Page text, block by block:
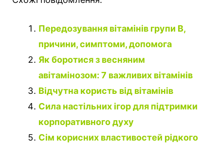
Передозування вітамінів групи В,
причини, симптоми, допомога
Як боротися з весняним
авітамінозом: 7 важливих вітамінів
Відчутна користь від вітамінів
Сила настільних ігор для підтримки
корпоративного духу
Сім корисних властивостей рідкого